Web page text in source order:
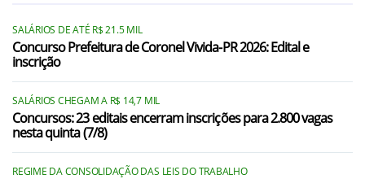
Apiaí/SP
Barra do Chapéu/SP
Bom Sucesso de Itararé/SP
Itaóca/SP
Itapirapuã Paulista/SP
SALÁRIOS DE ATÉ R$ 21.5 MIL
Concurso Prefeitura de Coronel Vivida-PR 2026: Edital e
inscrição
SALÁRIOS CHEGAM A R$ 14,7 MIL
Concursos: 23 editais encerram inscrições para 2.800 vagas
nesta quinta (7/8)
REGIME DA CONSOLIDAÇÃO DAS LEIS DO TRABALHO